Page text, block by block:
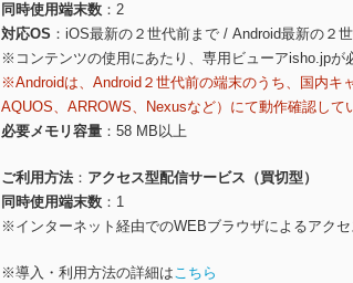
同時使用端末数
2
対応OS
iOS最新の２世代前まで / Android最新の２
※コンテンツの使用にあたり、専用ビューアisho.jpが
※Androidは、Android２世代前の端末のうち、国内キ
AQUOS、ARROWS、Nexusなど）にて動作確認して
必要メモリ容量
58 MB以上
ご利用方法
アクセス型配信サービス（買切型）
同時使用端末数
1
※インターネット経由でのWEBブラウザによるアクセ
※導入・利用方法の詳細はこちら